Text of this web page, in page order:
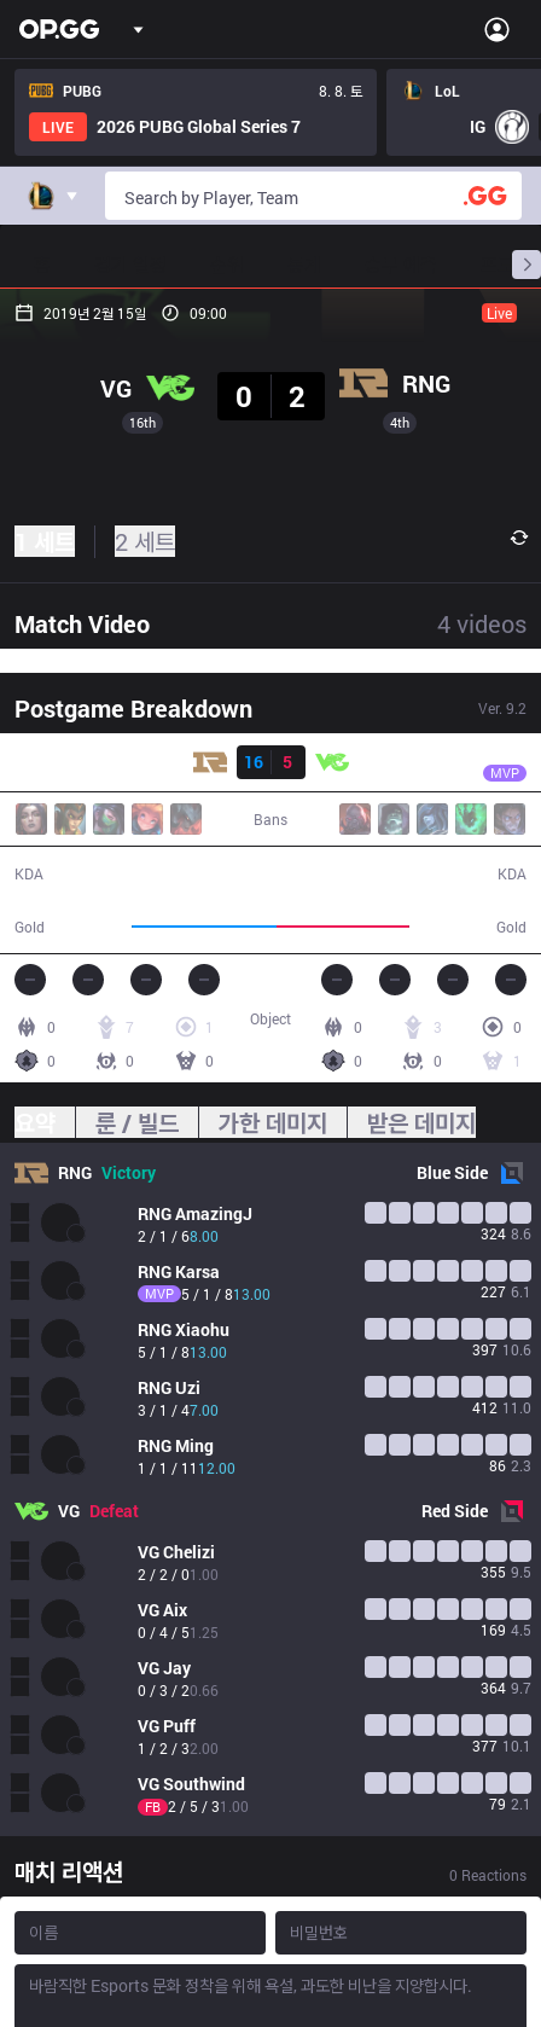
PUBG
8. 8. 토
LIVE
2026 PUBG Global Series 7
LoL
IG
프로빌
2019년 2월 15일 09:00 Live
16th
VG
0
2 RNG
4th
2 세트
Match Video 4videos
Postgame Breakdown Ver. 9.2
16
5 MVP
Bans
KDA
Gold Gold
KDA
0 7
1
0
0 0
0 3
0
0
0 1
Object
룬 / 빌드 가한 데미지 받은 데미지
RNG Victory BlueSide
RNGAmazingJ
2 / 1 / 68.00 324 8.6
RNG Karsa
MVP 5 / 1 / 813.00 227 6.1
RNGXiaohu
5 / 1 / 813.00 397 10.6
RNGUzi
3 / 1 / 47.00 412 11.0
RNG Ming
1 / 1 / 11 12.00 86 2.3
VG Defeat RedSide
VGChelizi
2 / 2 / 01.00 355 9.5
VGAix
0 / 4 / 51.25 169 4.5
VGJay
0 / 3 / 20.66 364 9.7
VG Puff
1 / 2 / 32.00 377 10.1
VGSouthwind
FB 2 / 5 / 31.00 79 2.1
매치 리액션 0 Reactions